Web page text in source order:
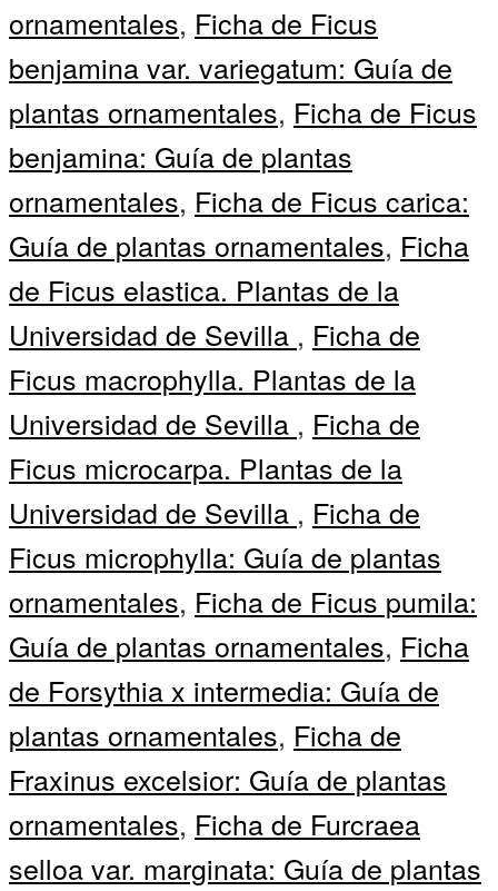
ornamentales, Ficha de Ficus
benjamina var. variegatum: Guía de
plantas ornamentales, Ficha de Ficus
benjamina: Guía de plantas
ornamentales, Ficha de Ficus carica:
Guía de plantas ornamentales, Ficha
de Ficus elastica. Plantas de la
Universidad de Sevilla , Ficha de
Ficus macrophylla. Plantas de la
Universidad de Sevilla , Ficha de
Ficus microcarpa. Plantas de la
Universidad de Sevilla , Ficha de
Ficus microphylla: Guía de plantas
ornamentales, Ficha de Ficus pumila:
Guía de plantas ornamentales, Ficha
de Forsythia x intermedia: Guía de
plantas ornamentales, Ficha de
Fraxinus excelsior: Guía de plantas
ornamentales, Ficha de Furcraea
selloa var. marginata: Guía de plantas